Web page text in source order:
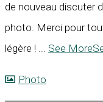
de nouveau discuter
photo. Merci pour
légère ! ... See More
Photo